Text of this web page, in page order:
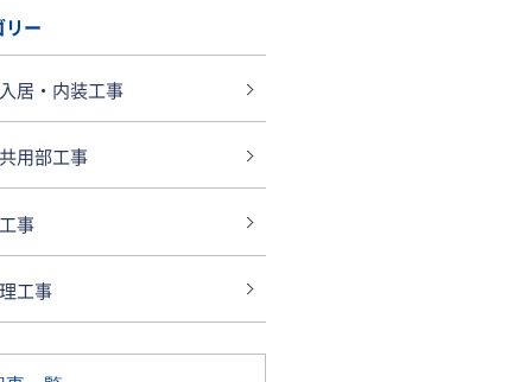
リー
居・内装工事
用部工事
事
工事